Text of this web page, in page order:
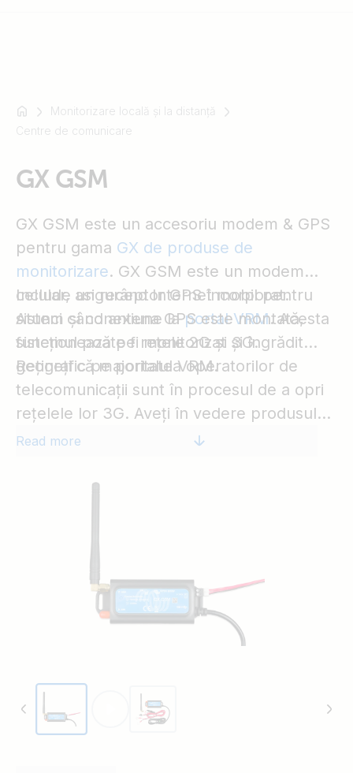
example
Multiplus-
XS
SmartShunt
Monitorizare locală și la distanță
Centre de comunicare
GX GSM
GX GSM este un accesoriu modem & GPS
pentru gama GX de produse de
monitorizare. GX GSM este un modem
celular, asigurând Internet mobil pentru
sistem și conexiune laportal VRM. Acesta
funcționează pe rețele 2G și 3G.
Include un receptor GPS încorporat.
Atunci când antena GPS este montată,
sistemul poate fi monitorizat și îngrădit
geografic pe portalul VRM.
Rețineți că majoritatea operatorilor de
telecomunicații sunt în procesul de a opri
rețelele lor 3G. Aveți în vedere produsul
înlocuitor
Read more